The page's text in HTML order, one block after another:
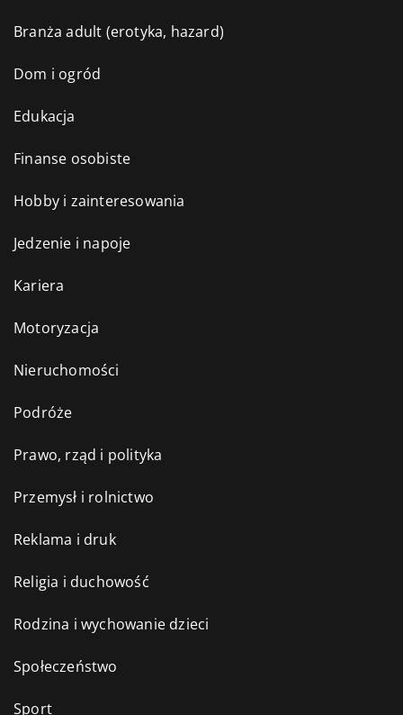
Branża adult (erotyka, hazard)
Dom i ogród
Edukacja
Finanse osobiste
Hobby i zainteresowania
Jedzenie i napoje
Kariera
Motoryzacja
Nieruchomości
Podróże
Prawo, rząd i polityka
Przemysł i rolnictwo
Reklama i druk
Religia i duchowość
Rodzina i wychowanie dzieci
Społeczeństwo
Sport